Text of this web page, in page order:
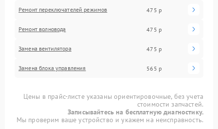
Ремонт переключателей режимов 475 р
Ремонт волновода 475 р
Замена вентилятора 475 р
Замена блока управления 565 р
Цены в прайс-листе указаны ориентировочные, без учета
стоимости запчастей.
Записывайтесь на бесплатную диагностику.
Мы проверим ваше устройство и укажем на неисправность.